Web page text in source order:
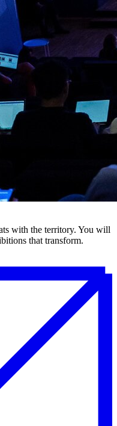
with the territory. You will
that transform.